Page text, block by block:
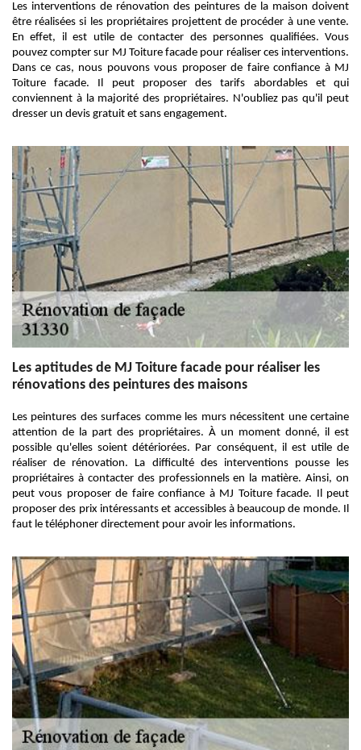
Les interventions de rénovation des peintures de la maison doivent
être réalisées si les propriétaires projettent de procéder à une vente.
En effet, il est utile de contacter des personnes qualifiées. Vous
pouvez compter sur MJ Toiture facade pour réaliser ces interventions.
Dans ce cas, nous pouvons vous proposer de faire confiance à MJ
Toiture facade. Il peut proposer des tarifs abordables et qui
conviennent à la majorité des propriétaires. N'oubliez pas qu'il peut
dresser un devis gratuit et sans engagement.
Les aptitudes de MJ Toiture facade pour réaliser les
rénovations des peintures des maisons
Les peintures des surfaces comme les murs nécessitent une certaine
attention de la part des propriétaires. À un moment donné, il est
possible qu'elles soient détériorées. Par conséquent, il est utile de
réaliser de rénovation. La difficulté des interventions pousse les
propriétaires à contacter des professionnels en la matière. Ainsi, on
peut vous proposer de faire confiance à MJ Toiture facade. Il peut
proposer des prix intéressants et accessibles à beaucoup de monde. Il
faut le téléphoner directement pour avoir les informations.